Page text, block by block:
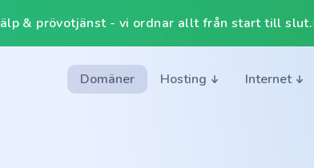
& prövotjänst - vi ordnar allt från start till slut.
Domäner Hosting Internet